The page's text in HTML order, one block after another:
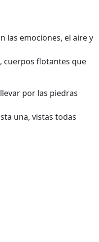
las emociones, el aire y
cuerpos flotantes que
por las piedras
una, vistas todas